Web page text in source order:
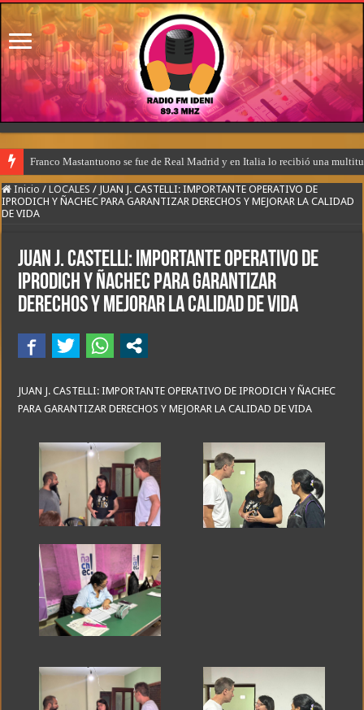
Franco Mastantuono se fue de Real Madrid y en Italia lo recibió una
Inicio / LOCALES / JUAN J. CASTELLI: IMPORTANTE OPERATIVO DE
IPRODICH Y ÑACHEC PARA GARANTIZAR DERECHOS Y MEJORAR LA CALIDAD
DE VIDA
JUAN J. CASTELLI: IMPORTANTE OPERATIVO DE
IPRODICH Y ÑACHEC PARA GARANTIZAR
DERECHOS Y MEJORAR LA CALIDAD DE VIDA
JUAN J. CASTELLI: IMPORTANTE OPERATIVO DE IPRODICH Y ÑACHEC
PARA GARANTIZAR DERECHOS Y MEJORAR LA CALIDAD DE VIDA